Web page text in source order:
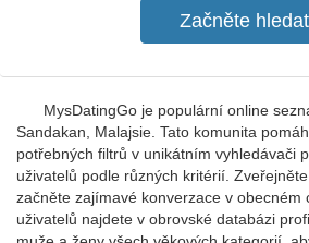
MysDatingGo je populární online
Sandakan, Malajsie. Tato komunita
potřebných filtrů v unikátním vyhledávači
uživatelů podle různých kritérií.
začněte zajímavé konverzace v obecném
uživatelů najdete v obrovské databázi